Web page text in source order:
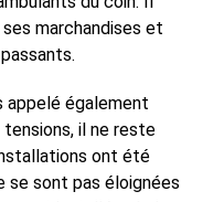
marchandises et
appelé également
tensions, il ne reste
ont été
se sont pas éloignées